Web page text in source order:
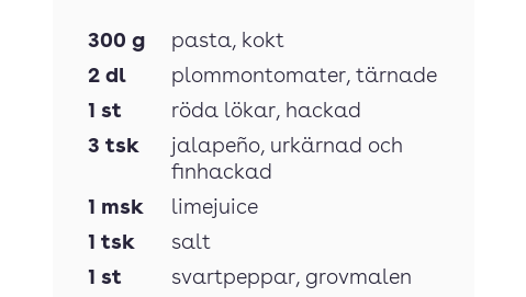
300 g pasta, kokt
2 dl plommontomater, tärnade
1 st röda lökar, hackad
3 tsk jalapeño, urkärnad och
finhackad
1 msk
limejuice
1 tsk
salt
1 st svartpeppar, grovmalen